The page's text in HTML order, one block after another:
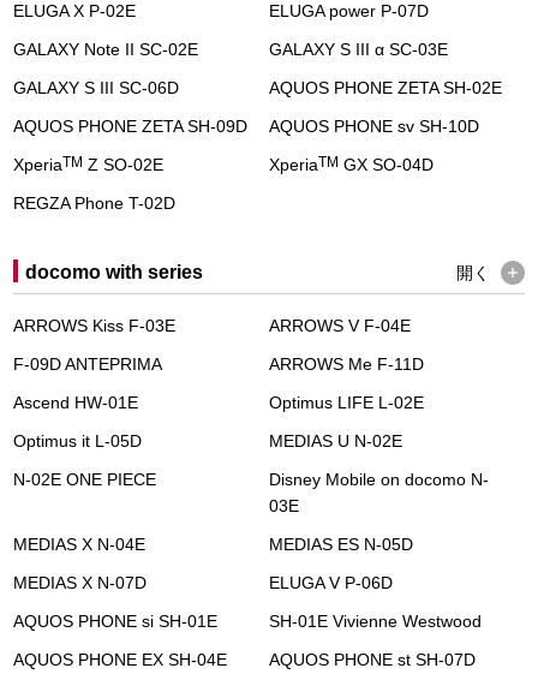
ELUGA X P-02E
ELUGA power P-07D
GALAXY Note II SC-02E
GALAXY S III α SC-03E
GALAXY S III SC-06D
AQUOS PHONE ZETA SH-02E
AQUOS PHONE ZETA SH-09D
AQUOS PHONE sv SH-10D
XperiaTM Z SO-02E XperiaTM GX SO-04D
REGZA Phone T-02D
docomo with series 開く
ARROWS Kiss F-03E
ARROWS V F-04E
F-09D ANTEPRIMA
ARROWS Me F-11D
Ascend HW-01E
Optimus LIFE L-02E
Optimus it L-05D
MEDIAS U N-02E
N-02E ONE PIECE
Disney Mobile on docomo N-
03E
MEDIAS X N-04E
MEDIAS ES N-05D
MEDIAS X N-07D
ELUGA V P-06D
AQUOS PHONE si SH-01E
SH-01E Vivienne Westwood
AQUOS PHONE EX SH-04E
AQUOS PHONE st SH-07D